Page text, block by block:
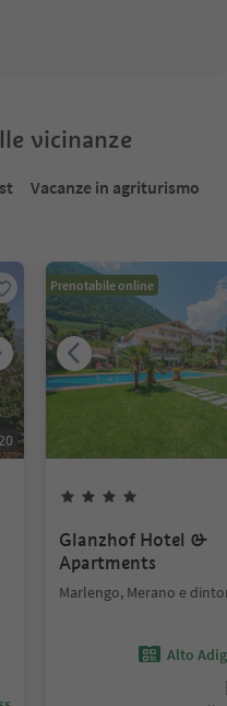
vicinanze
Vacanze in agriturismo
Prenotabile online
Glanzhof Hotel &
Apartments
Marlengo, Merano e
Alto